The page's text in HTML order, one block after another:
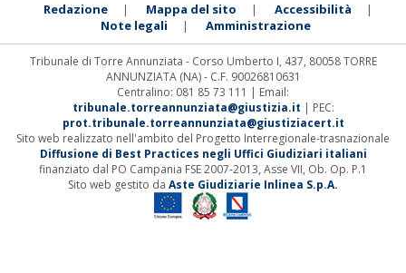
Redazione | Mappa del sito | Accessibilità |
Note legali | Amministrazione
Tribunale di Torre Annunziata - Corso Umberto I, 437, 80058 TORRE
ANNUNZIATA (NA) - C.F. 90026810631
Centralino: 081 85 73 111 | Email:
tribunale.torreannunziata@giustizia.it | PEC:
prot.tribunale.torreannunziata@giustiziacert.it
Sito web realizzato nell'ambito del Progetto Interregionale-trasnazionale
Diffusione di Best Practices negli Uffici Giudiziari italiani
finanziato dal PO Campania FSE 2007-2013, Asse VII, Ob. Op. P.1
Sito web gestito da Aste Giudiziarie Inlinea S.p.A.